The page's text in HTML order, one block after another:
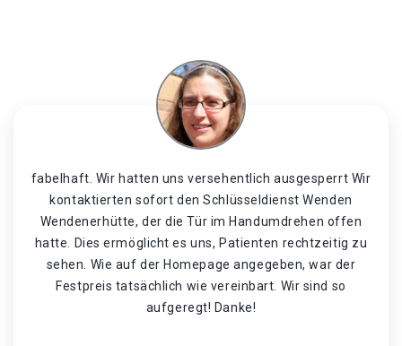
fabelhaft. Wir hatten uns versehentlich ausgesperrt Wir
kontaktierten sofort den Schlüsseldienst Wenden
Wendenerhütte, der die Tür im Handumdrehen offen
hatte. Dies ermöglicht es uns, Patienten rechtzeitig zu
sehen. Wie auf der Homepage angegeben, war der
Festpreis tatsächlich wie vereinbart. Wir sind so
aufgeregt! Danke!